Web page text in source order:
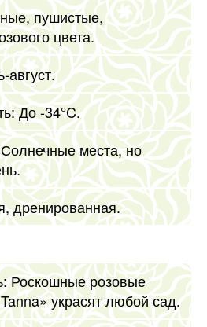
пушистые,
цвета.
До -34°C.
места, но
дренированная.
Роскошные розовые
украсят любой сад.